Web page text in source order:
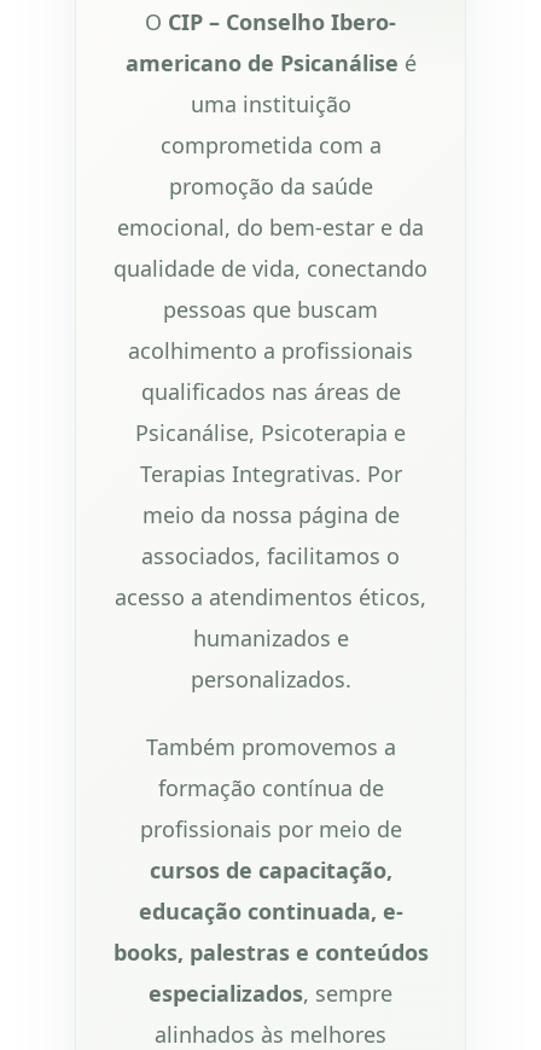
O CIP – Conselho Ibero-
americano de Psicanálise é
uma instituição
comprometida com a
promoção da saúde
emocional, do bem-estar e da
qualidade de vida, conectando
pessoas que buscam
acolhimento a profissionais
qualificados nas áreas de
Psicanálise, Psicoterapia e
Terapias Integrativas. Por
meio da nossa página de
associados, facilitamos o
acesso a atendimentos éticos,
humanizados e
personalizados.
Também promovemos a
formação contínua de
profissionais por meio de
cursos de capacitação,
educação continuada, e-
books, palestras e conteúdos
especializados, sempre
alinhados às melhores